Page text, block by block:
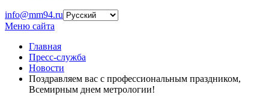
info@mm94.ru
Меню сайта
Главная
Пресс-служба
Новости
Поздравляем вас с профессиональным праздником,
Всемирным днем метрологии!